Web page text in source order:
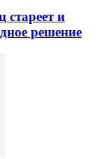
и
решение